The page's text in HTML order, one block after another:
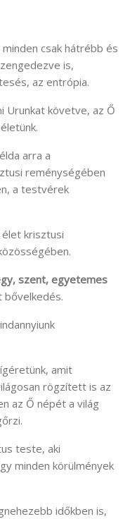
csak hátrébb és
is,
az entrópia.
Urunkat követve, az Ő
arra a
reménységében
a testvérek
krisztusi
szent, egyetemes
amit
rögzített is az
az Ő népét a világ
teste, aki
minden körülmények
időkben is,